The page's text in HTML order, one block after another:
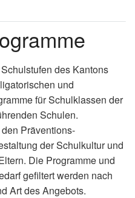
des Kantons
und
für Schulklassen der
Schulen.
Präventions-
der Schulkultur und
Die Programme und
gefiltert werden nach
Art des Angebots.